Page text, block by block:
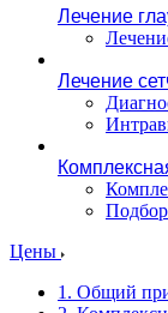
Лечение
Лечение
Цены
1. Общий